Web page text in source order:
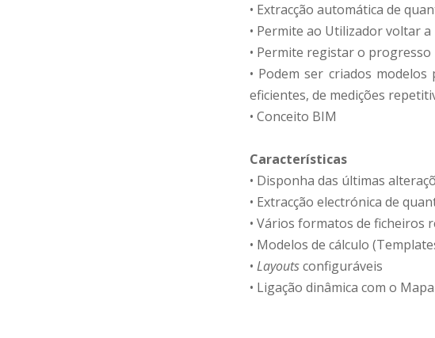
• Extracção automática de
• Permite ao Utilizador voltar
• Permite registar o
• Podem ser criados
eficientes, de medições
• Conceito BIM
Características
• Disponha das últimas
• Extracção electrónica de
• Vários formatos de ficheiros
• Modelos de cálculo
• Layoutsconfiguráveis
• Ligação dinâmica com o